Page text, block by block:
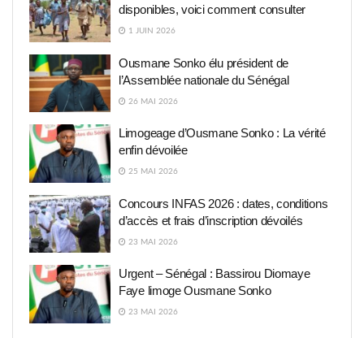
disponibles, voici comment consulter
1 JUIN 2026
Ousmane Sonko élu président de
l’Assemblée nationale du Sénégal
26 MAI 2026
Limogeage d’Ousmane Sonko : La vérité
enfin dévoilée
25 MAI 2026
Concours INFAS 2026 : dates, conditions
d’accès et frais d’inscription dévoilés
23 MAI 2026
Urgent – Sénégal : Bassirou Diomaye
Faye limoge Ousmane Sonko
23 MAI 2026